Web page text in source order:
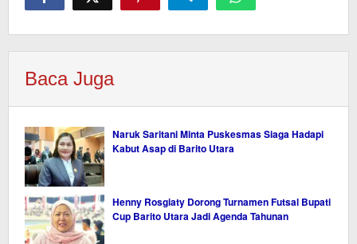
Baca Juga
Naruk Saritani Minta Puskesmas Siaga Hadapi
Kabut Asap di Barito Utara
Henny Rosgiaty Dorong Turnamen Futsal Bupati
Cup Barito Utara Jadi Agenda Tahunan